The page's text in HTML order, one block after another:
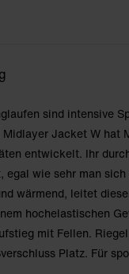
sind intensive
Midlayer Jacket W
entwickelt. Ihr
wie sehr man
wärmend, leitet
hochelastischen
mit Fellen.
Platz. Für